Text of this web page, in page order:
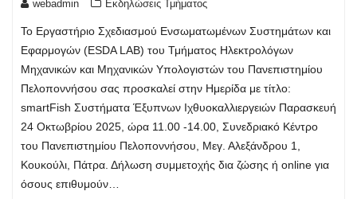
webadmin Εκδηλώσεις Τμήματος
Το Εργαστήριο Σχεδιασμού Ενσωματωμένων Συστημάτων και
Εφαρμογών (ESDA LAB) του Τμήματος Ηλεκτρολόγων
Μηχανικών και Μηχανικών Υπολογιστών του Πανεπιστημίου
Πελοποννήσου σας προσκαλεί στην Ημερίδα με τίτλο:
smartFish Συστήματα Έξυπνων Ιχθυοκαλλιεργειών Παρασκευή
24 Οκτωβρίου 2025, ώρα 11.00 -14.00, Συνεδριακό Κέντρο
του Πανεπιστημίου Πελοποννήσου, Μεγ. Αλεξάνδρου 1,
Κουκούλι, Πάτρα. Δήλωση συμμετοχής δια ζώσης ή online για
όσους επιθυμούν…